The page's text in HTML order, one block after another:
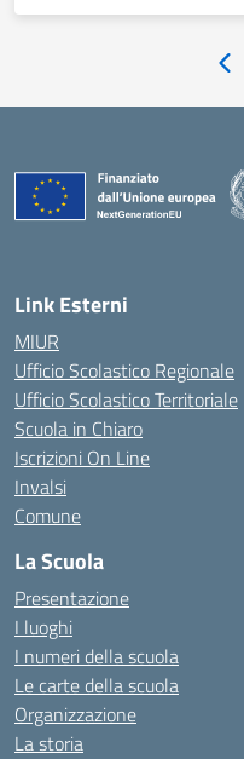
Link Esterni
MIUR
Ufficio Scolastico Regionale
Ufficio Scolastico Territoriale
Scuola in Chiaro
Iscrizioni On Line
Invalsi
Comune
La Scuola
Presentazione
I luoghi
I numeri della scuola
Le carte della scuola
Organizzazione
La storia